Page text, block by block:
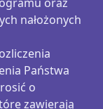
nałożonych
Państwa
o
zawierają